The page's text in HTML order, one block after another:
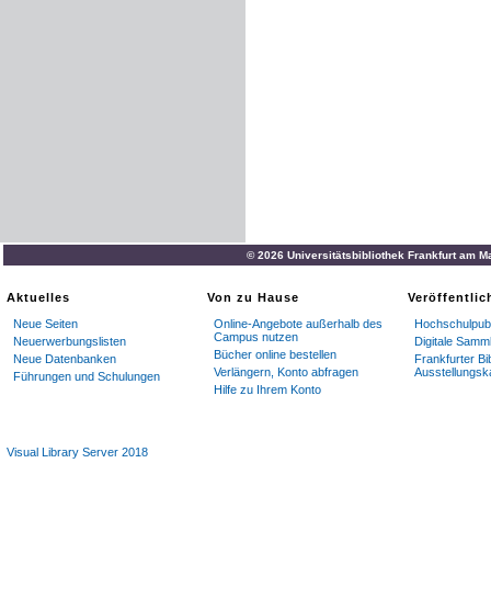
© 2026 Universitätsbibliothek Frankfurt am
Aktuelles
Neue Seiten
Neuerwerbungslisten
Neue Datenbanken
Führungen und Schulungen
Von zu Hause
Online-Angebote außerhalb des
Campus nutzen
Bücher online bestellen
Verlängern, Konto abfragen
Hilfe zu Ihrem Konto
Digitale
Frankfurter
Visual Library Server 2018